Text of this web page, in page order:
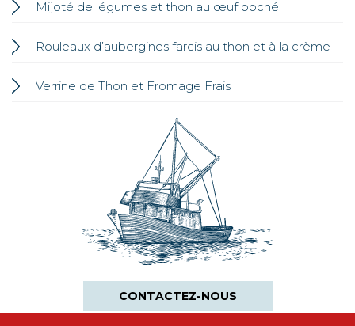
Mijoté de légumes et thon au œuf poché
Rouleaux d’aubergines farcis au thon et à la crème
Verrine de Thon et Fromage Frais
CONTACTEZ-NOUS